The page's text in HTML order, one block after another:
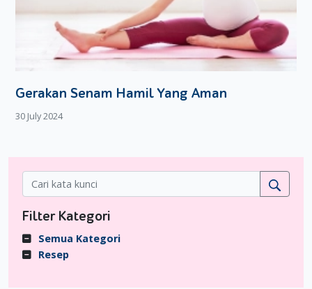
Gerakan Senam Hamil Yang Aman
30 July 2024
Filter Kategori
Semua Kategori
Resep